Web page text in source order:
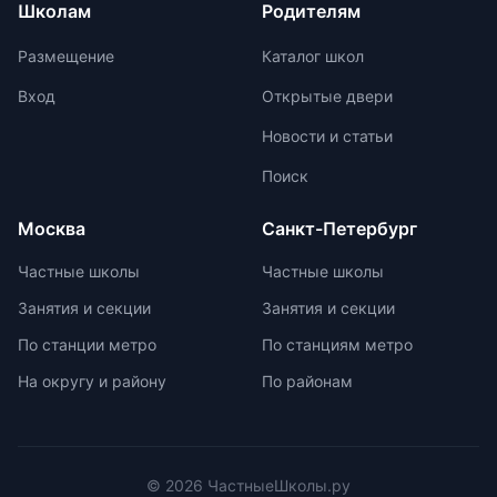
учеников. Отсутствие страха перед
оценке помогают детям развивать
свои навыки и интересы.
олимпиадах. Путь к
начинается с национальных
соревнований, включая школьные,
тренировочные сборы,
интенсивные занятия, практикумы,
индивидуальные консультации.
Участие в международных
новый опыт, пройти серьезную
Школам
Размещение
Вход
Родителям
Каталог школ
Открытые двери
Новости и статьи
Поиск
Москва
Частные школы
Занятия и секции
По станции метро
На округу и району
Санкт-Петербург
Частные школы
Занятия и секции
По станциям метро
По районам
© 2026 ЧастныеШколы.ру